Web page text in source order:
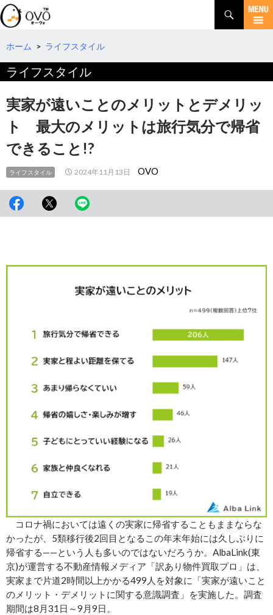
検
索
コ
テ
ツ
へ
移
動
ホーム > ライフスタイル
ライフスタイル
実家が遠いことのメリットとデメリッ
ト 最大のメリットは旅行気分で帰省
できること!?
ライフスタイル 2024年11月13日 OVO
コロナ禍においては遠くの実家に帰省することもままならな
かったが、5類移行後2回目となるこの年末年始には久しぶりに
帰省する——という人も多いのではないだろうか。AlbaLink(東
京)が運営する不動産情報メディア「訳あり物件買取プロ」は、
実家まで片道2時間以上かかる499人を対象に「実家が遠いこと
のメリット・デメリットに関する意識調査」を実施した。調査
期間は8月31日～9月9日。